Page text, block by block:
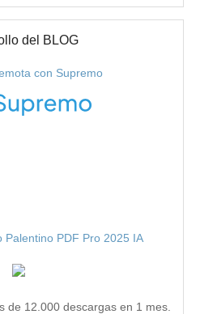
del BLOG
con Supremo
Palentino PDF Pro 2025 IA
de 12.000 descargas en 1 mes.